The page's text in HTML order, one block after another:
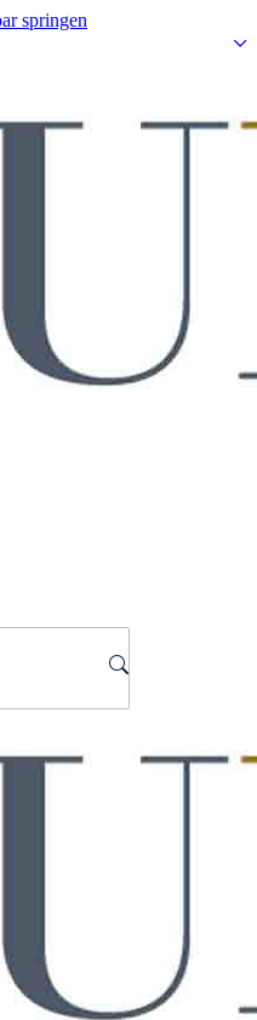
springen